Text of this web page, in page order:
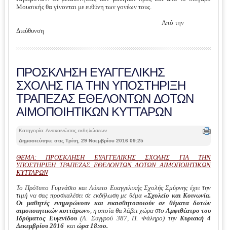
Μουσικής θα γίνονται με ευθύνη των γονέων τους.
Από την
Διεύθυνση
ΠΡΟΣΚΛΗΣΗ ΕΥΑΓΓΕΛΙΚΗΣ
ΣΧΟΛΗΣ ΓΙΑ ΤΗΝ ΥΠΟΣΤΗΡΙΞΗ
ΤΡΑΠΕΖΑΣ ΕΘΕΛΟΝΤΩΝ ΔΟΤΩΝ
ΑΙΜΟΠΟΙΗΤΙΚΩΝ ΚΥΤΤΑΡΩΝ
Κατηγορία: Ανακοινώσεις εκδηλώσεων
Δημοσιεύτηκε στις Τρίτη, 29 Νοεμβρίου 2016 09:25
ΘΕΜΑ: ΠΡΟΣΚΛΗΣΗ ΕΥΑΓΓΕΛΙΚΗΣ ΣΧΟΛΗΣ ΓΙΑ ΤΗΝ
ΥΠΟΣΤΗΡΙΞΗ ΤΡΑΠΕΖΑΣ ΕΘΕΛΟΝΤΩΝ ΔΟΤΩΝ ΑΙΜΟΠΟΙΗΤΙΚΩΝ
ΚΥΤΤΑΡΩΝ
Το Πρότυπο Γυμνάσιο και Λύκειο Ευαγγελικής Σχολής Σμύρνης έχει την
τιμή να σας προσκαλέσει σε εκδήλωση με θέμα «Σχολείο και Κοινωνία.
Οι μαθητές ενημερώνουν και ευαισθητοποιούν σε θέματα δοτών
αιμοποιητικών κυττάρων», η οποία θα λάβει χώρα στο Αμφιθέατρο του
Ιδρύματος Ευγενίδου(Λ. Συγγρού 387, Π. Φάληρο) τηνΚυριακή 4
Δεκεμβρίου 2016 και ώρα 18:οο.